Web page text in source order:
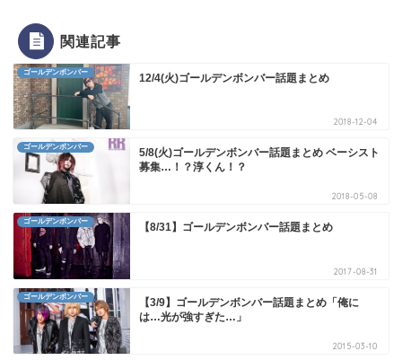
関連記事
ゴールデンボンバー 12/4(火)ゴールデンボンバー話題まとめ
2018-12-04
ゴールデンボンバー
5/8(火)ゴールデンボンバー話題まとめ ベーシスト
募集…！？淳くん！？
2018-05-08
ゴールデンボンバー 【8/31】ゴールデンボンバー話題まとめ
2017-08-31
ゴールデンボンバー
【3/9】ゴールデンボンバー話題まとめ「俺に
は…光が強すぎた…」
2015-03-10